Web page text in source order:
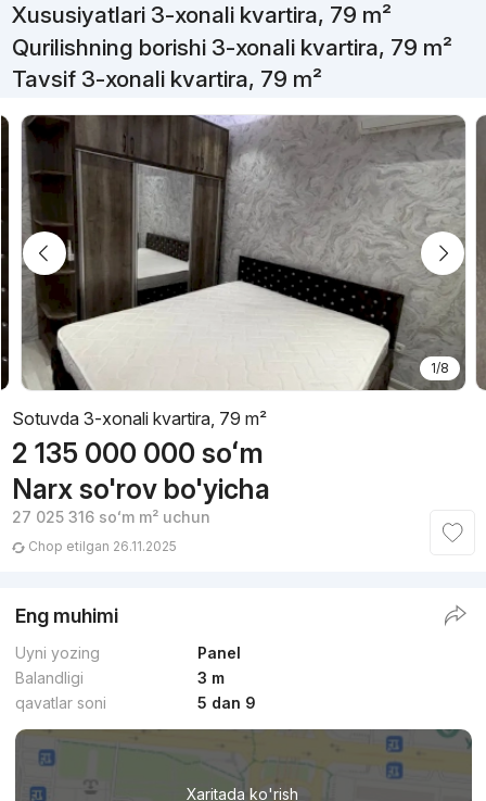
Xususiyatlari 3-xonali kvartira, 79 m²
Qurilishning borishi 3-xonali kvartira, 79 m²
Tavsif 3-xonali kvartira, 79 m²
1/8
Sotuvda 3-xonali kvartira, 79 m²
2 135 000 000 soʻm
Narx so'rov bo'yicha
27 025 316 soʻmm² uchun
Chop etilgan 26.11.2025
Eng muhimi
Uyni yozing
Panel
Balandligi
3 m
qavatlar soni
5 dan 9
Xaritada ko'rish